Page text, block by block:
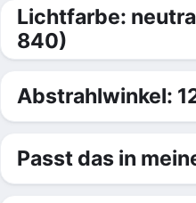
Lichtfarbe:
840)
Abstrahlwinkel:
Passt das in